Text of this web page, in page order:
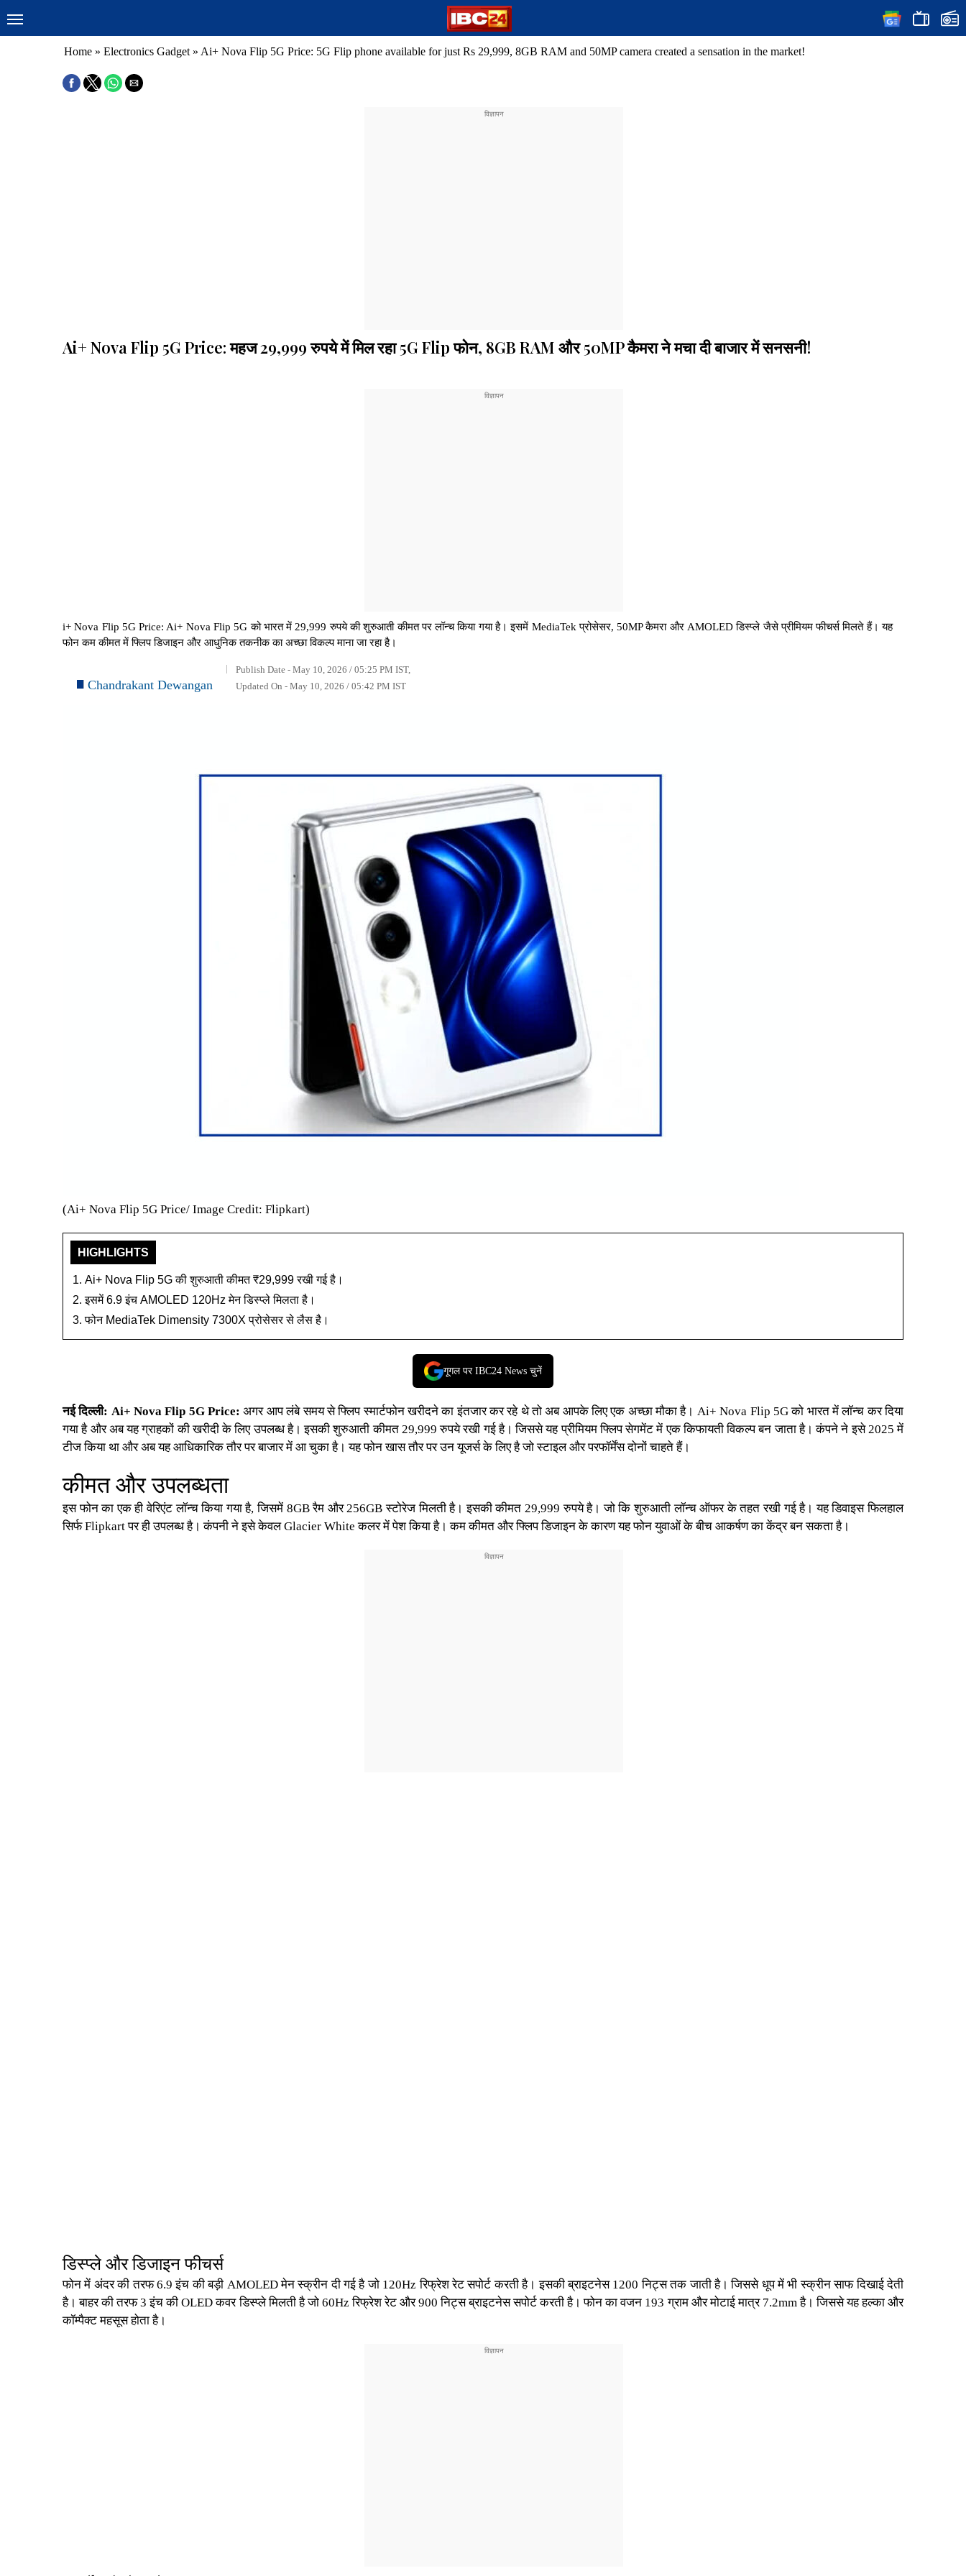
Home » Electronics Gadget » Ai+ Nova Flip 5G Price: 5G Flip phone available for just Rs 29,999, 8GB RAM and 50MP camera created a sensation in the market!
Ai+ Nova Flip 5G Price: महज 29,999 रुपये में मिल रहा 5G Flip फोन, 8GB RAM और 50MP कैमरा ने मचा दी बाजार में सनसनी!
i+ Nova Flip 5G Price: Ai+ Nova Flip 5G को भारत में 29,999 रुपये की शुरुआती कीमत पर लॉन्च किया गया है। इसमें MediaTek प्रोसेसर, 50MP कैमरा और AMOLED डिस्प्ले जैसे प्रीमियम फीचर्स मिलते हैं। यह
फोन कम कीमत में फ्लिप डिजाइन और आधुनिक तकनीक का अच्छा विकल्प माना जा रहा है।
Chandrakant Dewangan
Publish Date - May 10, 2026 / 05:25 PM IST,
Updated On - May 10, 2026 / 05:42 PM IST
(Ai+ Nova Flip 5G Price/ Image Credit: Flipkart)
HIGHLIGHTS
Ai+ Nova Flip 5G की शुरुआती कीमत ₹29,999 रखी गई है।
इसमें 6.9 इंच AMOLED 120Hz मेन डिस्प्ले मिलता है।
फोन MediaTek Dimensity 7300X प्रोसेसर से लैस है।
गूगल पर IBC24 News चुनें
नई दिल्ली: Ai+ Nova Flip 5G Price: अगर आप लंबे समय से फ्लिपस्मार्टफोनखरीदने का इंतजार कर रहे थे तो अब आपके लिए एक अच्छा मौका है। Ai+ Nova Flip 5G को भारत में लॉन्च कर दिया
गया है और अब यह ग्राहकों की खरीदी के लिए उपलब्ध है। इसकी शुरुआती कीमत 29,999 रुपये रखी गई है। जिससे यह प्रीमियम फ्लिप सेगमेंट में एक किफायती विकल्प बन जाता है। कंपने ने इसे 2025 में
टीज किया था और अब यह आधिकारिक तौर पर बाजार में आ चुका है। यह फोन खास तौर पर उन यूजर्स के लिए है जो स्टाइल और परफॉर्मेंस दोनों चाहते हैं।
कीमत और उपलब्धता
इस फोन का एक हीवेरिएंट लॉन्चकिया गया है, जिसमें 8GB रैम और 256GB स्टोरेज मिलती है। इसकी कीमत 29,999 रुपये है। जो कि शुरुआती लॉन्च ऑफर के तहत रखी गई है। यह डिवाइस फिलहाल
सिर्फFlipkartपर ही उपलब्ध है। कंपनी ने इसे केवलGlacier White कलरमें पेश किया है। कम कीमत और फ्लिप डिजाइन के कारण यह फोन युवाओं के बीच आकर्षण का केंद्र बन सकता है।
डिस्प्ले और डिजाइन फीचर्स
फोन में अंदर की तरफ 6.9 इंच की बड़ी AMOLED मेन स्क्रीन दी गई है जो 120Hz रिफ्रेश रेट सपोर्ट करती है। इसकी ब्राइटनेस 1200 निट्स तक जाती है। जिससे धूप में भी स्क्रीन साफ दिखाई देती
है। बाहर की तरफ 3 इंच कीOLED कवर डिस्प्लेमिलती है जो 60Hz रिफ्रेश रेट और 900 निट्स ब्राइटनेस सपोर्ट करती है। फोन का वजन 193 ग्राम और मोटाई मात्र 7.2mm है। जिससे यह हल्का और
कॉम्पैक्ट महसूस होता है।